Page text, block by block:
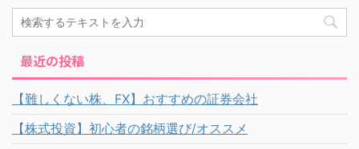
最近の投稿
【難しくない株、FX】おすすめの証券会社
【株式投資】初心者の銘柄選び/オススメ